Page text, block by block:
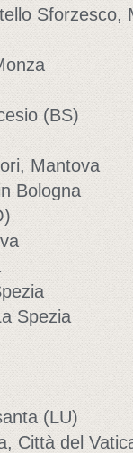
Sforzesco,
(BS)
Mantova
Bologna
Spezia
(LU)
Città del